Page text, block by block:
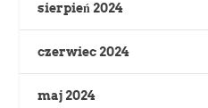
sierpień 2024
czerwiec 2024
maj 2024